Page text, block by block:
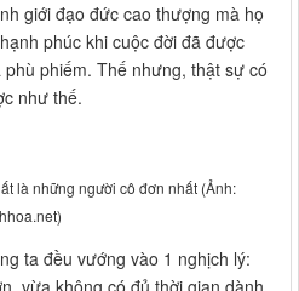
giới đạo đức cao thượng mà họ
phúc khi cuộc đời đã được
phiếm. Thế nhưng, thật sự có
như thế.
là những người cô đơn nhất (Ảnh:
ta đều vướng vào 1 nghịch lý: